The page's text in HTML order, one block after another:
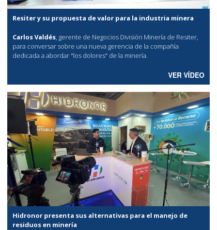
Resiter y su propuesta de valor para la industria minera
Carlos Valdés, gerente de Negocios División Minería de Resiter,
para conversar sobre una nueva gerencia de la compañía
dedicada a abordar "los dolores" de la minería.
VER VÍDEO
Hidronor presenta sus alternativas para el manejo de
residuos en minería